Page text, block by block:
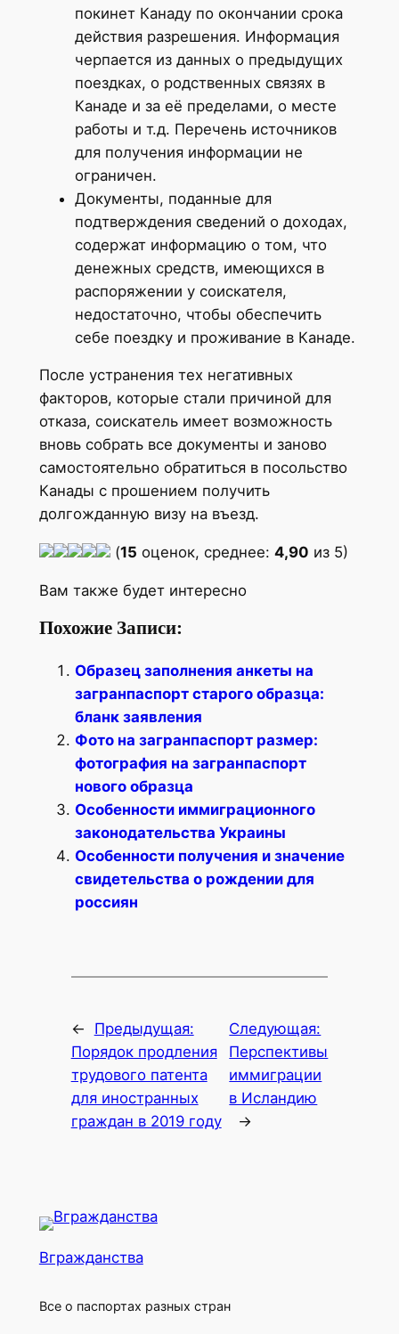
покинет Канаду по окончании срока
действия разрешения. Информация
черпается из данных о предыдущих
поездках, о родственных связях в
Канаде и за её пределами, о месте
работы и т.д. Перечень источников
для получения информации не
ограничен.
Документы, поданные для
подтверждения сведений о доходах,
содержат информацию о том, что
денежных средств, имеющихся в
распоряжении у соискателя,
недостаточно, чтобы обеспечить
себе поездку и проживание в Канаде.
После устранения тех негативных
факторов, которые стали причиной для
отказа, соискатель имеет возможность
вновь собрать все документы и заново
самостоятельно обратиться в посольство
Канады с прошением получить
долгожданную визу на въезд.
(15 оценок, среднее: 4,90 из 5)
Вам также будет интересно
Похожие Записи:
Образец заполнения анкеты на
загранпаспорт старого образца:
бланк заявления
Фото на загранпаспорт размер:
фотография на загранпаспорт
нового образца
Особенности иммиграционного
законодательства Украины
Особенности получения и значение
свидетельства о рождении для
россиян
←
Предыдущая:
Порядок продления
трудового патента
для иностранных
граждан в 2019 году
Следующая:
Перспективы
иммиграции
в Исландию
→
Вгражданства
Все о паспортах разных стран